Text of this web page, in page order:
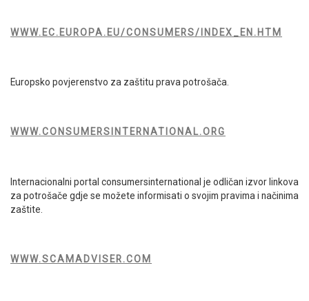
WWW.EC.EUROPA.EU/CONSUMERS/INDEX_EN.HTM
Europsko povjerenstvo za zaštitu prava potrošača.
WWW.CONSUMERSINTERNATIONAL.ORG
Internacionalni portal consumersinternational je odličan izvor linkova
za potrošače gdje se možete informisati o svojim pravima i načinima
zaštite.
WWW.SCAMADVISER.COM